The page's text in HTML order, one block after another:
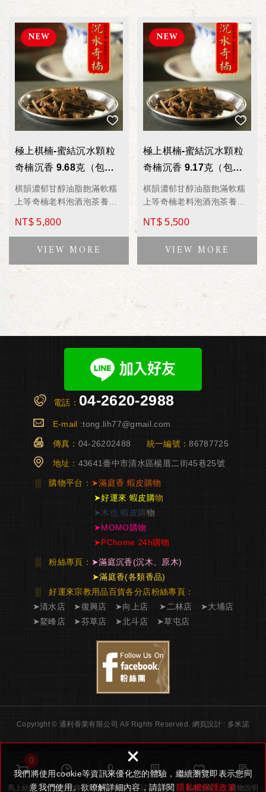
我們將使用cookie等資訊來優化您的體驗，繼續瀏覽即表示您同
意我們使用。欲瞭解詳細內容，請詳閱 隱私權保護政策
×
極上棋楠-蜜結沉水顆粒
奇楠沉香 9.68克（包）
WD3906 薰香/香料/泡茶/
煮湯/煎藥
棋韻濃郁甘醇油脂飽滿軟糯
上等奇楠老料泡酒泡茶養身
NT$ 5,800
極上棋楠-蜜結沉水顆粒
奇楠沉香 9.17克（包）
WD3905 薰香/香料/泡茶/
煮湯/煎藥
棋韻濃郁甘醇油脂飽滿軟糯
上等奇楠老料泡酒泡茶養身
NT$ 5,500
電話： 04-2620-2988
E-mail :tong.lih77@gmail.com
傳真： 04-26202488 統一編號：86787725
地址： 43641臺中市清水區楊厝二街45巷25號
░ 購物平台： ➤滿庭香 蝦皮購物
➤好運來 蝦皮購物
➤木也 蝦皮購物
➤MOMO購物
➤PChome 24h購物
░粉絲專頁： ➤滿庭沉香(沉木、原木)
➤滿庭香(各類香品)
░ 好運來宗教用品百貨各分店粉絲專頁：
➤清水店 ➤復興店 ➤向上店 ➤ 二林店 ➤大埔店
➤鰲峰店 ➤芬草店 ➤北斗店 ➤草屯店
Copyright © 通利香業有限公司 All Rights Reserved. 網頁設計 : 多米諾
0
馬上結帳 瀏覽紀錄 會員專區 訂單查詢 追蹤清單 購物說明